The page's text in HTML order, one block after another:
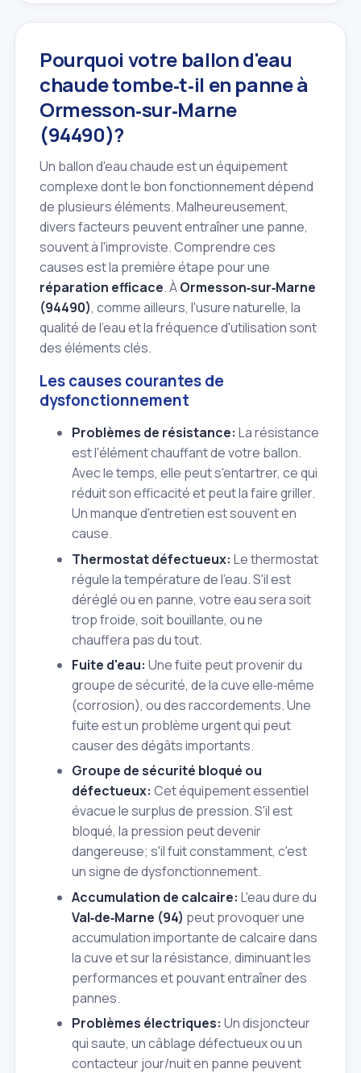
Pourquoi votre ballon d'eau
chaude tombe‑t‑il en panne à
Ormesson‑sur‑Marne
(94490)?
Un ballon d'eau chaude est un équipement
complexe dont le bon fonctionnement dépend
de plusieurs éléments. Malheureusement,
divers facteurs peuvent entraîner une panne,
souvent à l'improviste. Comprendre ces
causes est la première étape pour une
réparation efficace. ÀOrmesson‑sur‑Marne
(94490), comme ailleurs, l'usure naturelle, la
qualité de l'eau et la fréquence d'utilisation sont
des éléments clés.
Les causes courantes de
dysfonctionnement
Problèmes de résistance: La résistance
est l'élément chauffant de votre ballon.
Avec le temps, elle peut s'entartrer, ce qui
réduit son efficacité et peut la faire griller.
Un manque d'entretien est souvent en
cause.
Thermostat défectueux: Le thermostat
régule la température de l'eau. S'il est
déréglé ou en panne, votre eau sera soit
trop froide, soit bouillante, ou ne
chauffera pas du tout.
Fuite d'eau: Une fuite peut provenir du
groupe de sécurité, de la cuve elle‑même
(corrosion), ou des raccordements. Une
fuite est un problème urgent qui peut
causer des dégâts importants.
Groupe de sécurité bloqué ou
défectueux: Cet équipement essentiel
évacue le surplus de pression. S'il est
bloqué, la pression peut devenir
dangereuse; s'il fuit constamment, c'est
un signe de dysfonctionnement.
Accumulation de calcaire: L'eau dure du
Val‑de‑Marne (94) peut provoquer une
accumulation importante de calcaire dans
la cuve et sur la résistance, diminuant les
performances et pouvant entraîner des
pannes.
Problèmes électriques: Un disjoncteur
qui saute, un câblage défectueux ou un
contacteur jour/nuit en panne peuvent